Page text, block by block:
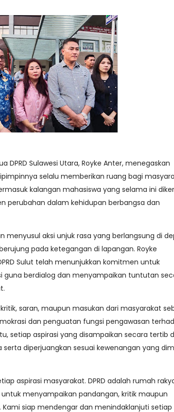
DPRD Sulawesi Utara, Royke Anter, menegaskan
selalu memberikan ruang bagi
kalangan mahasiswa yang selama ini
perubahan dalam kehidupan berbangsa dan
menyusul aksi unjuk rasa yang berlangsung di
pada ketegangan di lapangan. Royke
Sulut telah menunjukkan komitmen untuk
guna berdialog dan menyampaikan tuntutan
saran, maupun masukan dari masyarakat
dan penguatan fungsi pengawasan
setiap aspirasi yang disampaikan secara tertib
diperjuangkan sesuai kewenangan yang
aspirasi masyarakat. DPRD adalah rumah
menyampaikan pandangan, kritik maupun
siap mendengar dan menindaklanjuti setiap